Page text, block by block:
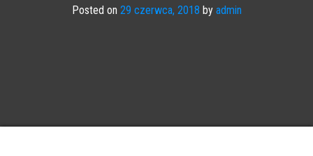
Posted on 29 czerwca, 2018 by admin